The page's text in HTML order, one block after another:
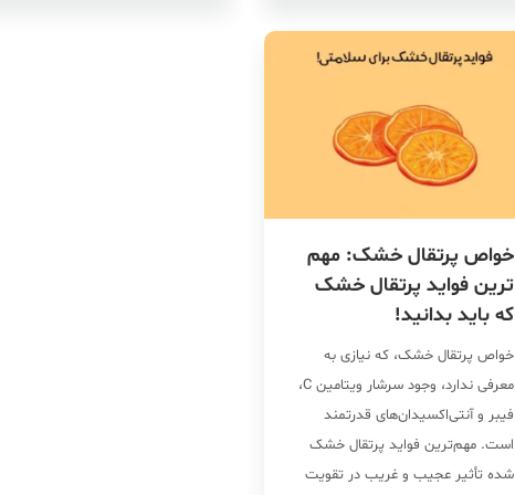
التهاب‌های بدن اشاره کرد، چرا […]
خواص پرتقال خشک: مهم
ترین فواید پرتقال خشک
که باید بدانید!
خواص پرتقال خشک، که نیازی به
معرفی ندارد، وجود سرشار ویتامین C،
فیبر و آنتی‌اکسیدان‌های قدرتمند
است. مهم‌ترین فواید پرتقال خشک
شده تأثیر عجیب و غریب در تقویت